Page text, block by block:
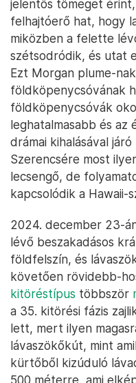
jelentős tömeget
felhajtóerő hat, hogy
miközben a felette
szétsodródik, és utat
Ezt Morgan plume-
földköpenycsóvának
földköpenycsóvák
leghatalmasabb és az
drámai kihalásával
Szerencsére most
lecsengő, de
kapcsolódik a Hawaii-
2024. december 23-
lévő beszakadásos
földfelszín, és
követően rövidebb-
kitöréstípus többször
a 35. kitörési fázis
lett, mert ilyen
lávaszökőkút, mint
kürtőből kizúduló
500 méterre, ami